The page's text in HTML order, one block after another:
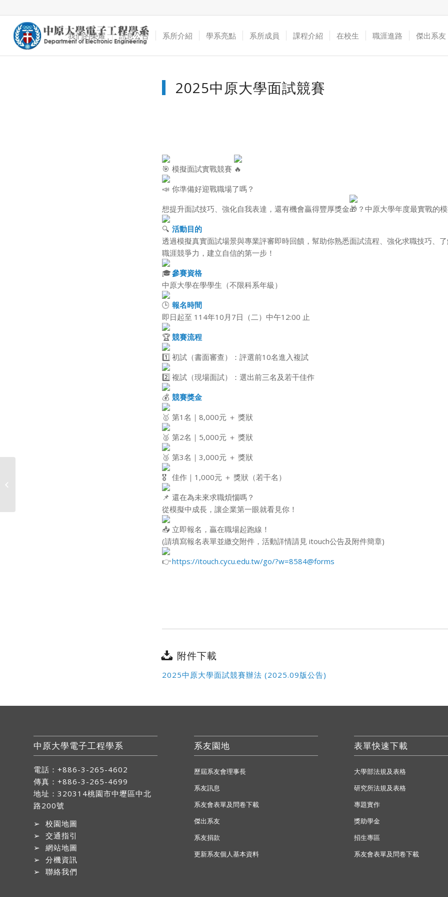
我們的榮耀 訊息公告 系所介紹 學系亮點 系所成員 課程介紹 在校生 職涯進路 傑出系友
2025中原大學面試競賽
模擬面試實戰競賽
你準備好迎戰職場了嗎？
想提升面試技巧、強化自我表達，還有機會贏得豐厚獎金
？中原大學年度最實戰的
活動目的
透過模擬真實面試場景與專業評審即時回饋，幫助你熟悉面試流程、強化求職技巧、
職涯競爭力，建立自信的第一步！
參賽資格
中原大學在學學生（不限科系年級）
報名時間
即日起至 114年10月7日（二）中午12:00 止
競賽流程
初試（書面審查）：評選前10名進入複試
複試（現場面試）：選出前三名及若干佳作
競賽獎金
第1名｜8,000元 ＋ 獎狀
第2名｜5,000元 ＋ 獎狀
第3名｜3,000元 ＋ 獎狀
佳作｜1,000元 ＋ 獎狀（若干名）
還在為未來求職煩惱嗎？
從模擬中成長，讓企業第一眼就看見你！
立即報名，贏在職場起跑線！
(請填寫報名表單並繳交附件，活動詳情請見 itouch公告及附件簡章)
https://itouch.cycu.edu.tw/go/?w=8584@forms
附件下載
2025中原大學面試競賽辦法 (2025.09版公告)
中原大學電子工程學系
電話：+886-3-265-4602
傳真：+886-3-265-4699
地址： 320314桃園市中壢區中北
路200號
➢ 校園地圖
➢ 交通指引
➢ 網站地圖
➢ 分機資訊
➢ 聯絡我們
系友園地
歷屆系友會理事長
系友訊息
系友會表單及問卷下載
傑出系友
系友捐款
更新系友個人基本資料
表單快速下載
大學部法規及表格
研究所法規及表格
專題實作
獎助學金
招生專區
系友會表單及問卷下載